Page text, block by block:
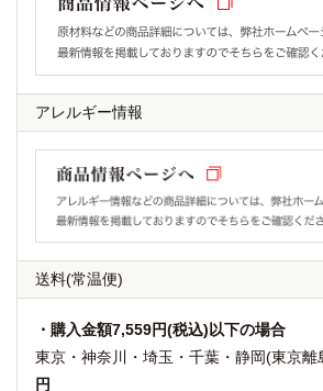
アレルギー情報
送料(常温便)
・購入金額7,559円(税込)以下の場合
東京・神奈川・埼玉・千葉・静岡(東京離
円